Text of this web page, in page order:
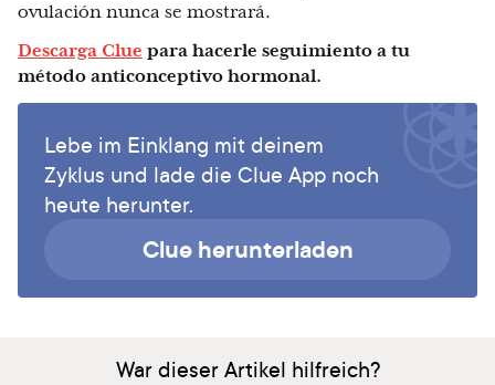
ovulación nunca se mostrará.
Descarga Clue para hacerle seguimiento a tu
método anticonceptivo hormonal.
Lebe im Einklang mit deinem
Zyklus und lade die Clue App noch
heute herunter.
Clue herunterladen
War dieser Artikel hilfreich?